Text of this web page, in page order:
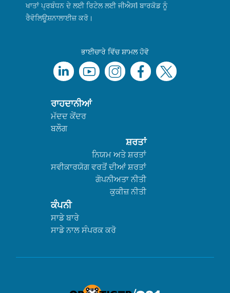
ਖਾਤਾਂ ਪ੍ਰਬੰਧਨ ਦੇ ਲਈ ਰਿਟੇਲ ਲਈ ਜੀਐਸ1 ਬਾਰਕੋਡ ਨੂੰ
ਰੈਵੋਲਿਊਸ਼ਨਾਲਾਈਜ਼ ਕਰੋ।
ਭਾਈਚਾਰੇ ਵਿੱਚ ਸ਼ਾਮਲ ਹੋਵੋ
ਰਾਹਦਾਨੀਆਂ
ਮੱਦਦ ਕੇਂਦਰ
ਬਲੌਗ
ਸ਼ਰਤਾਂ
ਨਿਯਮ ਅਤੇ ਸ਼ਰਤਾਂ
ਸਵੀਕਾਰਯੋਗ ਵਰਤੋਂ ਦੀਆਂ ਸ਼ਰਤਾਂ
ਗੋਪਨੀਅਤਾ ਨੀਤੀ
ਕੁਕੀਜ਼ ਨੀਤੀ
ਕੰਪਨੀ
ਸਾਡੇ ਬਾਰੇ
ਸਾਡੇ ਨਾਲ ਸੰਪਰਕ ਕਰੋ